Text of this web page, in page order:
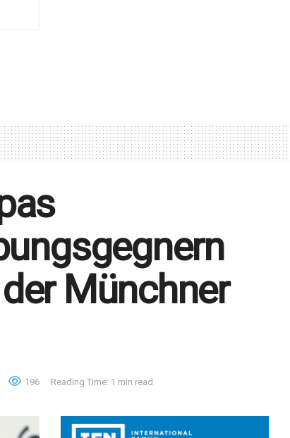
Münchner
196 Reading Time: 1 min read